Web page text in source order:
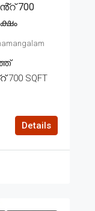
700
SQFT
Details